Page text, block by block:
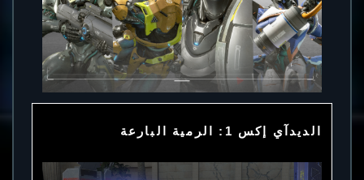
الديدآي إكس 1: الرمية البارعة